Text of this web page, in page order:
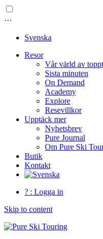
···
Svenska
Resor
Vår värld av
Sista minuten
On Demand
Academy
Explore
Resevillkor
Upptäck mer
Nyhetsbrev
Pure Journal
Om Pure Ski
Butik
Kontakt
? : Logga in
Skip to content